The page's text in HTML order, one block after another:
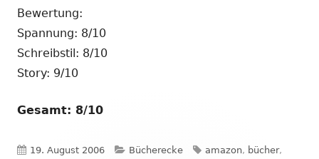
Bewertung:
Spannung: 8/10
Schreibstil: 8/10
Story: 9/10
Gesamt: 8/10
Veröffentlicht
19. August 2006 Kategorien
Bücherecke Schlagwörter
amazon, bücher,